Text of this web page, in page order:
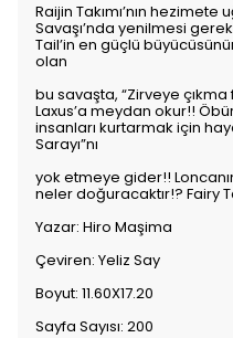
Raijin Takımı’nın
Savaşı’nda yenilmesi
Tail’in en güçlü
olan
bu savaşta, “Zirveye çıkma
Laxus’a meydan okur!!
insanları kurtarmak için
Sarayı”nı
yok etmeye gider!!
neler doğuracaktır!? Fairy
Yazar: Hiro Maşima
Çeviren: Yeliz Say
Boyut: 11.60X17.20
Sayfa Sayısı: 200